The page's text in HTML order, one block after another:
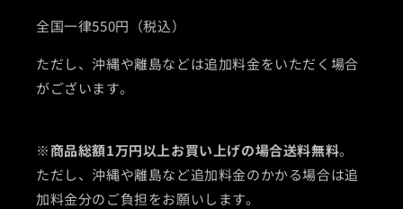
全国一律550円（税込）
ただし、沖縄や離島などは追加料金をいただく場合
がございます。
※商品総額1万円以上お買い上げの場合送料無料。
ただし、沖縄や離島など追加料金のかかる場合は追
加料金分のご負担をお願いします。